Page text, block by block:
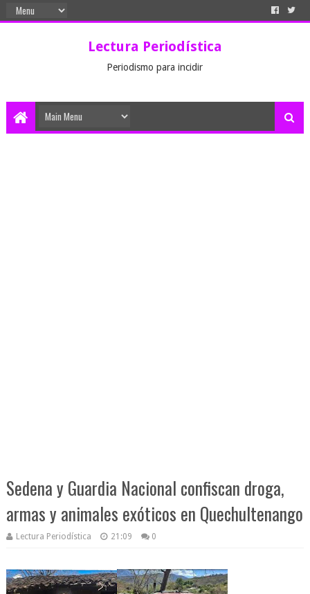
Lectura Periodística
Periodismo para incidir
Sedena y Guardia Nacional confiscan droga,
armas y animales exóticos en Quechultenango
Lectura Periodística 21:09 0